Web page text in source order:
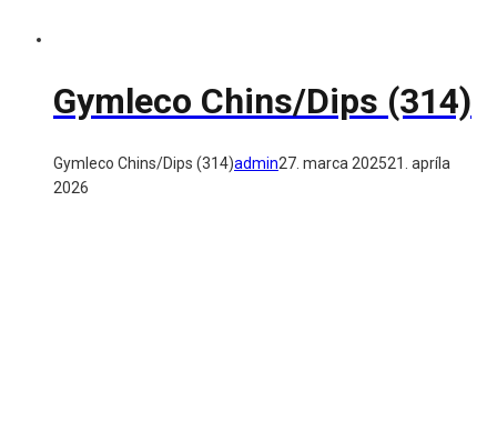
Gymleco Chins/Dips (314)
Gymleco Chins/Dips (314)admin27. marca 202521. apríla
2026